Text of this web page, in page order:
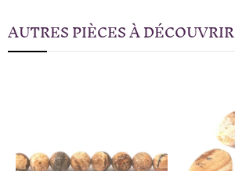
AUTRES PIÈCES À DÉCOUVRIR